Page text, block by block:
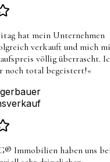
hat mein Unternehmen
verkauft und mich
völlig überrascht.
noch total begeistert!«
Immobilien haben uns